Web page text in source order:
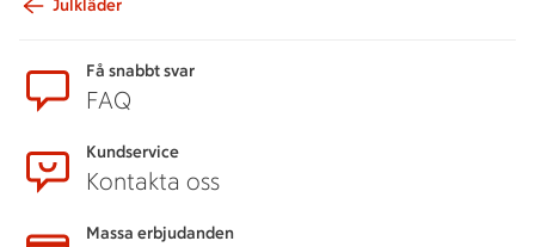
Julkläder
Få snabbt svar
FAQ
Kundservice
Kontakta oss
Massa erbjudanden